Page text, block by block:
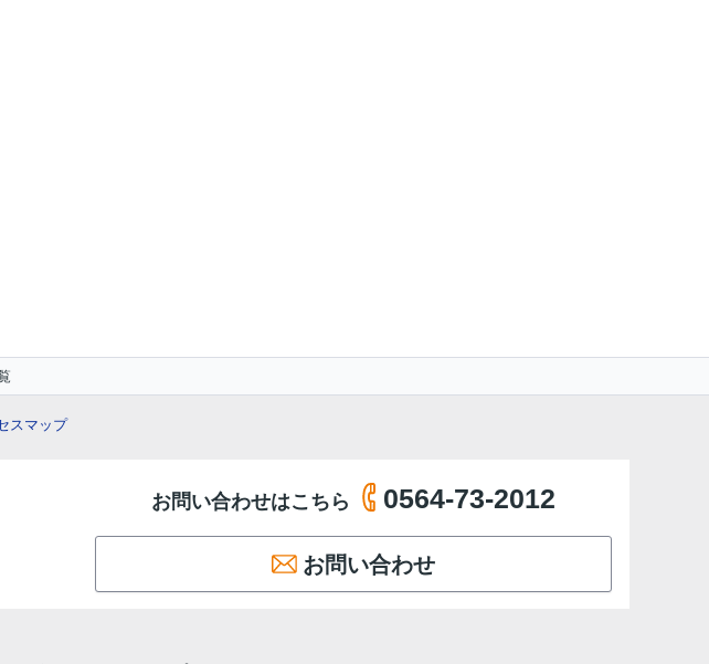
スマップ
お問い合わせはこちら 0564-73-2012
お問い合わせ